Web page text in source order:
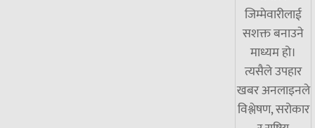
जिम्मेवारीलाई
सशक्त बनाउने
माध्यम हो।
त्यसैले उपहार
खबर अनलाइनले
विश्लेषण, सरोकार